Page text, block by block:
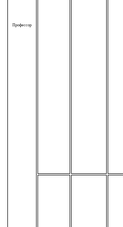
Профессор